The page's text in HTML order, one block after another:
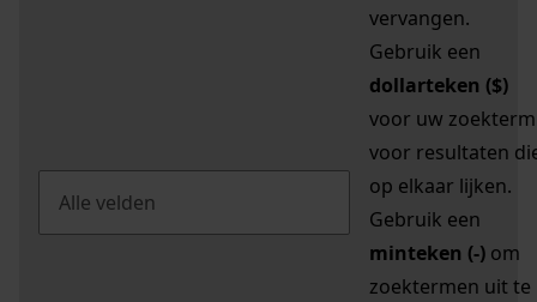
vervangen.
Gebruik een
dollarteken ($)
voor uw zoekterm
voor resultaten
op elkaar lijken.
Gebruik een
minteken (-) om
zoektermen uit te